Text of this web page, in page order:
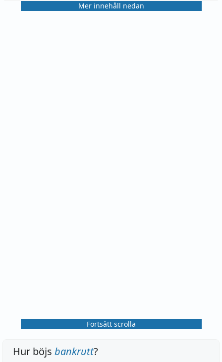
Mer innehåll nedan
Fortsätt scrolla
Hur böjs bankrutt?